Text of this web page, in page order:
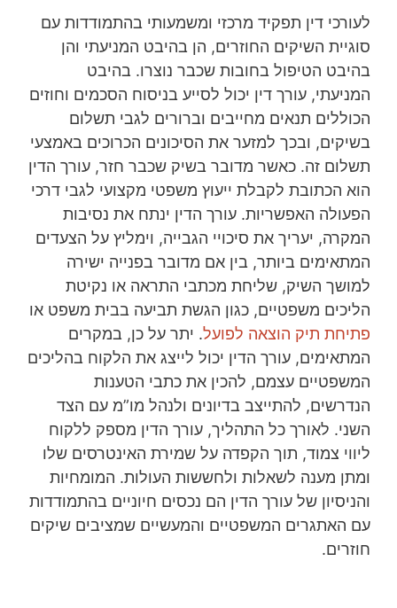
לעורכי דין תפקיד מרכזי ומשמעותי בהתמודדות עם
סוגיית השיקים החוזרים, הן בהיבט המניעתי והן
בהיבט הטיפול בחובות שכבר נוצרו. בהיבט
המניעתי, עורך דין יכול לסייע בניסוח הסכמים וחוזים
הכוללים תנאים מחייבים וברורים לגבי תשלום
בשיקים, ובכך למזער את הסיכונים הכרוכים באמצעי
תשלום זה. כאשר מדובר בשיק שכבר חזר, עורך הדין
הוא הכתובת לקבלת ייעוץ משפטי מקצועי לגבי דרכי
הפעולה האפשריות. עורך הדין ינתח את נסיבות
המקרה, יעריך את סיכויי הגבייה, וימליץ על הצעדים
המתאימים ביותר, בין אם מדובר בפנייה ישירה
למושך השיק, שליחת מכתבי התראה או נקיטת
הליכים משפטיים, כגון הגשת תביעה בבית משפט או
פתיחת תיק הוצאה לפועל. יתר על כן, במקרים
המתאימים, עורך הדין יכול לייצג את הלקוח בהליכים
המשפטיים עצמם, להכין את כתבי הטענות
הנדרשים, להתייצב בדיונים ולנהל מו”מ עם הצד
השני. לאורך כל התהליך, עורך הדין מספק ללקוח
ליווי צמוד, תוך הקפדה על שמירת האינטרסים שלו
ומתן מענה לשאלות ולחששות העולות. המומחיות
והניסיון של עורך הדין הם נכסים חיוניים בהתמודדות
עם האתגרים המשפטיים והמעשיים שמציבים שיקים
חוזרים.